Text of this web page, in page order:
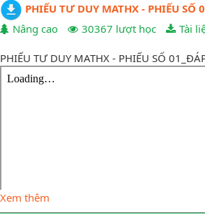
PHIẾU TƯ DUY MATHX - PHIẾU SỐ
Nâng cao
30367 lượt học Tài
PHIẾU TƯ DUY MATHX - PHIẾU SỐ
Xem thêm